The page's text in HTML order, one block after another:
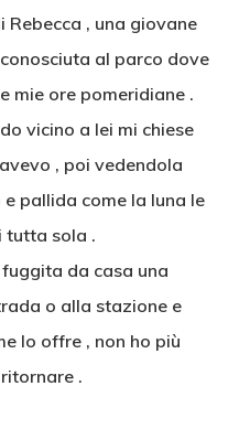
, una giovane
al parco dove
mie ore pomeridiane .
vicino a lei mi chiese
, poi vedendola
pallida come la luna le
tutta sola .
da casa una
o alla stazione e
lo offre , non ho più
.